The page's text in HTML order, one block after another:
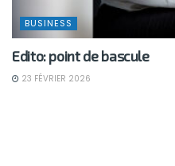
BUSINESS
Edito: point de bascule
23 FÉVRIER 2026